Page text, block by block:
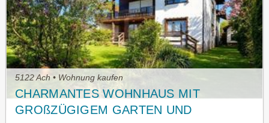
5122 Ach • Wohnung kaufen
CHARMANTES WOHNHAUS MIT
GROßZÜGIGEM GARTEN UND